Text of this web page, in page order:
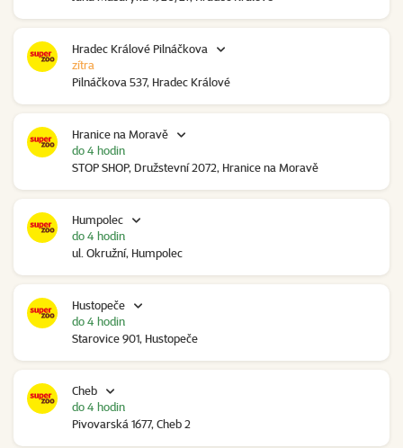
Hradec Králové Pilnáčkova
Pilnáčkova 537, Hradec Králové
zítra
Hranice na Moravě
STOP SHOP, Družstevní 2072, Hranice na Moravě
do 4 hodin
Humpolec
ul. Okružní, Humpolec
do 4 hodin
Hustopeče
Starovice 901, Hustopeče
do 4 hodin
Cheb
Pivovarská 1677, Cheb 2
do 4 hodin